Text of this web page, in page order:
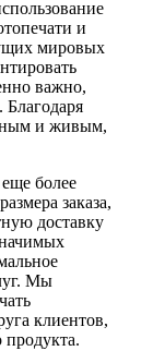
и
мировых
важно,
Благодаря
и живым,
более
заказа,
доставку
Мы
клиентов,
продукта.